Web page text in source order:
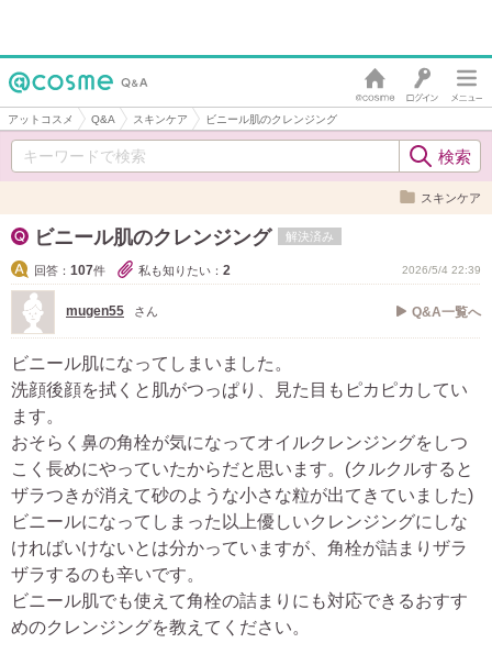
アットコスメ Q&A スキンケア ビニール肌のクレンジング
スキンケア
ビニール肌のクレンジング 解決済み
回答： 107件 私も知りたい： 2 2026/5/4 22:39
mugen55 さん Q&A一覧へ
ビニール肌になってしまいました。
洗顔後顔を拭くと肌がつっぱり、見た目もピカピカしてい
ます。
おそらく鼻の角栓が気になってオイルクレンジングをしつ
こく長めにやっていたからだと思います。(クルクルすると
ザラつきが消えて砂のような小さな粒が出てきていました)
ビニールになってしまった以上優しいクレンジングにしな
ければいけないとは分かっていますが、角栓が詰まりザラ
ザラするのも辛いです。
ビニール肌でも使えて角栓の詰まりにも対応できるおすす
めのクレンジングを教えてください。